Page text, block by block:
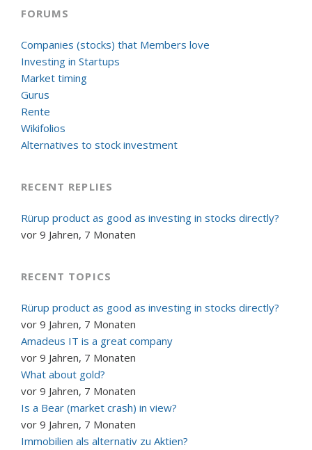
FORUMS
Companies (stocks) that Members love
Investing in Startups
Market timing
Gurus
Rente
Wikifolios
Alternatives to stock investment
RECENT REPLIES
Rürup product as good as investing in stocks directly?
vor 9 Jahren, 7 Monaten
RECENT TOPICS
Rürup product as good as investing in stocks directly?
vor 9 Jahren, 7 Monaten
Amadeus IT is a great company
vor 9 Jahren, 7 Monaten
What about gold?
vor 9 Jahren, 7 Monaten
Is a Bear (market crash) in view?
vor 9 Jahren, 7 Monaten
Immobilien als alternativ zu Aktien?